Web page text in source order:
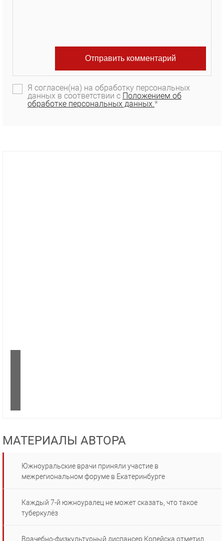
Я согласен(на) на обработку персональных
данных в соответствии с Положением об
обработке персональных данных.*
МАТЕРИАЛЫ АВТОРА
Южноуральские врачи приняли участие в
межрегиональном форуме в Екатеринбурге
Каждый 7-й южноуралец не может сказать, что такое
туберкулёз
Врачебно-физкультурный диспансер Копейска отметил